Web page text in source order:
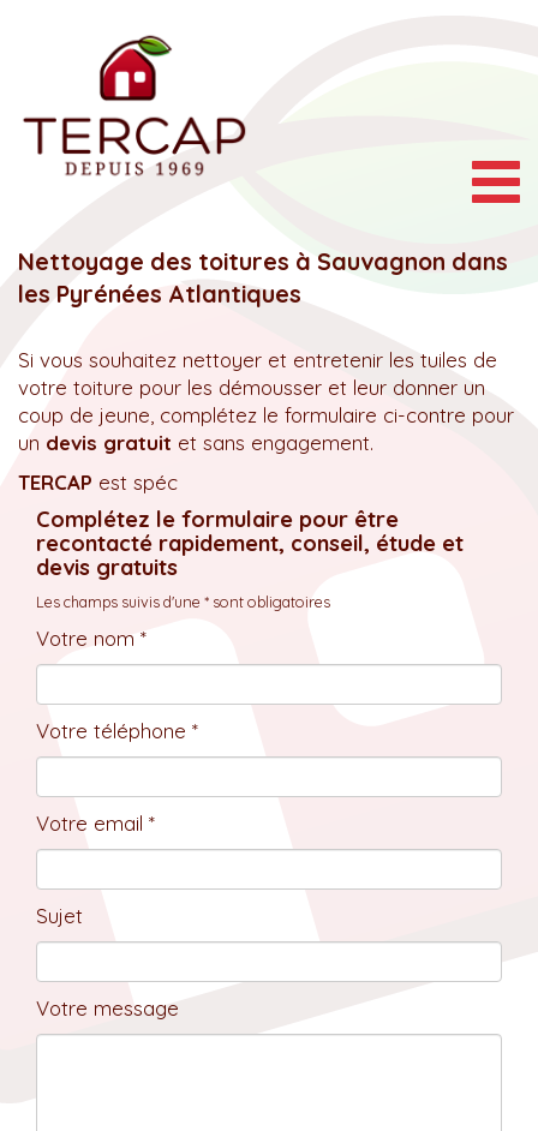
Nettoyage des toitures à Sauvagnon dans
les Pyrénées Atlantiques
Si vous souhaitez nettoyer et entretenir les tuiles de
votre toiture pour les démousser et leur donner un
coup de jeune, complétez le formulaire ci-contre pour
un devis gratuit et sans engagement.
TERCAP est spéc
Complétez le formulaire pour être
recontacté rapidement, conseil, étude et
devis gratuits
Les champs suivis d'une * sont obligatoires
Votre nom *
Votre téléphone *
Votre email *
Sujet
Votre message